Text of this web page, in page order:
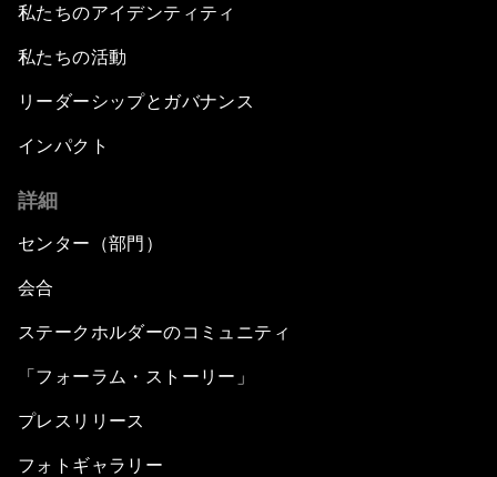
私たちのアイデンティティ
私たちの活動
リーダーシップとガバナンス
インパクト
詳細
センター（部門）
会合
ステークホルダーのコミュニティ
「フォーラム・ストーリー」
プレスリリース
フォトギャラリー